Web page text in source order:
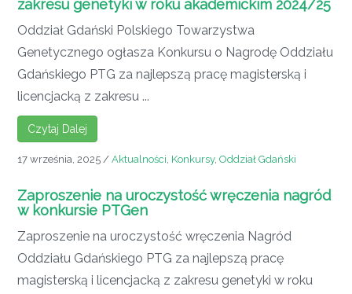
zakresu genetyki w roku akademickim 2024/25
Oddział Gdański Polskiego Towarzystwa
Genetycznego ogłasza Konkursu o Nagrodę Oddziału
Gdańskiego PTG za najlepszą pracę magisterską i
licencjacką z zakresu ...
Czytaj Dalej
17 września, 2025 / Aktualności, Konkursy, Oddział Gdański
Zaproszenie na uroczystość wręczenia nagród
w konkursie PTGen
Zaproszenie na uroczystość wręczenia Nagród
Oddziału Gdańskiego PTG za najlepszą pracę
magisterską i licencjacką z zakresu genetyki w roku